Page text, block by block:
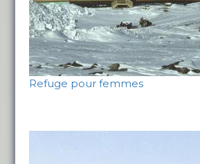
Refuge pour femmes